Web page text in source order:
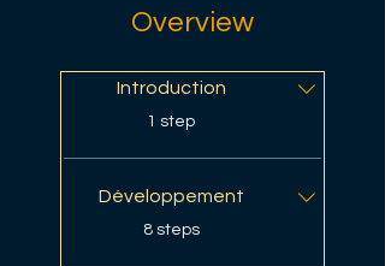
Overview
Introduction
.
1 step
Développement
.
8 steps